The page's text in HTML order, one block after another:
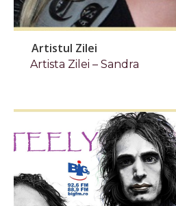
Artistul Zilei
Artista Zilei – Sandra